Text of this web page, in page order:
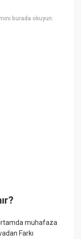
burada okuyun:
muhafaza
Farkı